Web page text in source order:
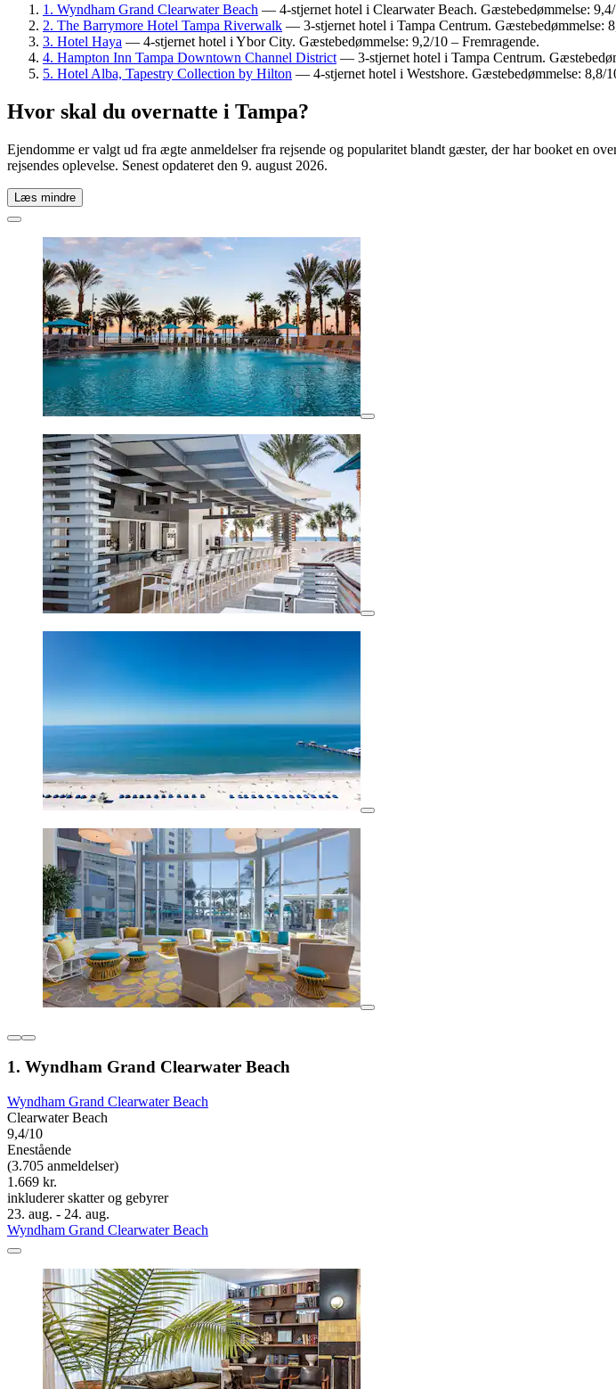
1. Wyndham Grand Clearwater Beach — 4-stjernet hotel i Clearwater Beach. Gæstebedømmelse: 9,4/
2. The Barrymore Hotel Tampa Riverwalk — 3-stjernet hotel i Tampa Centrum. Gæstebedømmelse:
3. Hotel Haya — 4-stjernet hotel i Ybor City. Gæstebedømmelse: 9,2/10 – Fremragende.
4. Hampton Inn Tampa Downtown Channel District — 3-stjernet hotel i Tampa Centrum.
5. Hotel Alba, Tapestry Collection by Hilton — 4-stjernet hotel i Westshore. Gæstebedømmelse: 8,8/
Hvor skal du overnatte i Tampa?
Ejendomme er valgt ud fra ægte anmeldelser fra rejsende og popularitet blandt gæster, der har booket en
rejsendes oplevelse. Senest opdateret den 9. august 2026.
Læs mindre
1. Wyndham Grand Clearwater Beach
Wyndham Grand Clearwater Beach
Clearwater Beach
9,4/10
Enestående
(3.705 anmeldelser)
1.669 kr.
inkluderer skatter og gebyrer
23. aug. - 24. aug.
Wyndham Grand Clearwater Beach